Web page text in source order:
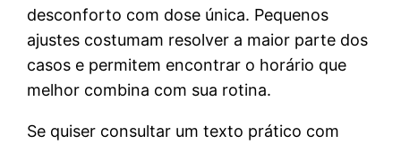
desconforto com dose única. Pequenos
ajustes costumam resolver a maior parte dos
casos e permitem encontrar o horário que
melhor combina com sua rotina.
Se quiser consultar um texto prático com